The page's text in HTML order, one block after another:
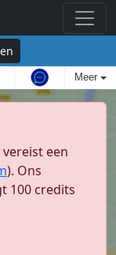
Meer
een
). Ons
100 credits